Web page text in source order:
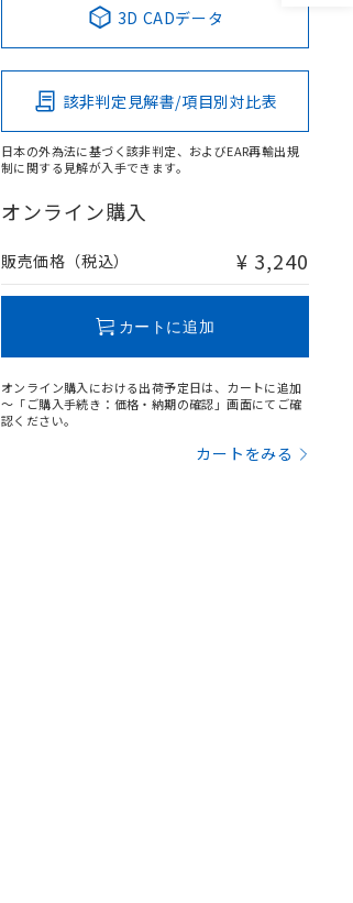
3D CADデータ
該非判定見解書/項目別対比表
日本の外為法に基づく該非判定、およびEAR再輸出規
制に関する見解が入手できます。
オンライン購入
販売価格（税込） ¥ 3,240
カートに追加
オンライン購入における出荷予定日は、カートに追加
～「ご購入手続き：価格・納期の確認」画面にてご確
認ください。
カートをみる